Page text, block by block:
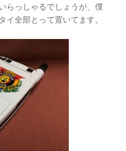
らっしゃるでしょうが、僕
イ全部とって置いてます。